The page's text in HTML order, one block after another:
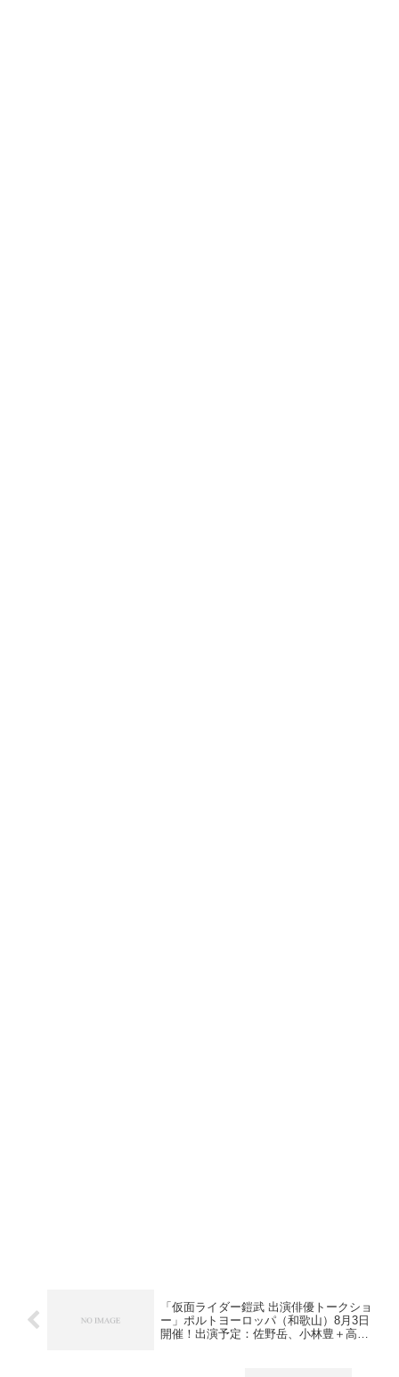
「仮面ライダー鎧武 出演俳優トークショ
ー」ポルトヨーロッパ（和歌山）8月3日
開催！出演予定：佐野岳、小林豊＋高杉